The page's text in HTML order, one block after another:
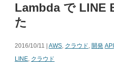
Lambda で LINE
た
2016/10/11 | AWS, クラウド, 開発 API
LINE, クラウド